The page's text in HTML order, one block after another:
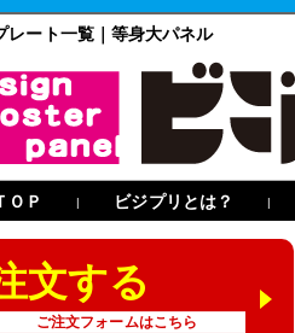
レート一覧｜等身大パネル
ＯＰ | ビジプリとは？ |
文する
ご注文フォームはこちら